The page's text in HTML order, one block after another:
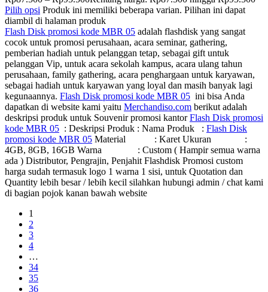
Pilih opsi Produk ini memiliki beberapa varian. Pilihan ini dapat
diambil di halaman produk
Flash Disk promosi kode MBR 05 adalah flashdisk yang sangat
cocok untuk promosi perusahaan, acara seminar, gathering,
pemberian hadiah untuk pelanggan tetap, sebagai gift untuk
pelanggan Vip, untuk acara sekolah kampus, acara ulang tahun
perusahaan, family gathering, acara penghargaan untuk karyawan,
sebagai hadiah untuk karyawan yang loyal dan masih banyak lagi
kegunaannya. Flash Disk promosi kode MBR 05 ini bisa Anda
dapatkan di website kami yaitu Merchandiso.com berikut adalah
deskripsi produk untuk Souvenir promosi kantorFlash Disk promosi
kode MBR 05 : Deskripsi Produk : Nama Produk : Flash Disk
promosi kode MBR 05 Material : Karet Ukuran :
4GB, 8GB, 16GB Warna : Custom ( Hampir semua warna
ada ) Distributor, Pengrajin, Penjahit Flashdisk Promosi custom
harga sudah termasuk logo 1 warna 1 sisi, untuk Quotation dan
Quantity lebih besar / lebih kecil silahkan hubungi admin / chat kami
di bagian pojok kanan bawah website
1
2
3
4
…
34
35
36